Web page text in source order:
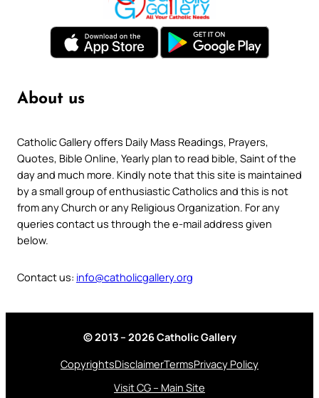
About us
Catholic Gallery offers Daily Mass Readings, Prayers,
Quotes, Bible Online, Yearly plan to read bible, Saint of the
day and much more. Kindly note that this site is maintained
by a small group of enthusiastic Catholics and this is not
from any Church or any Religious Organization. For any
queries contact us through the e-mail address given
below.
Contact us: info@catholicgallery.org
© 2013 – 2026 Catholic Gallery
CopyrightsDisclaimerTermsPrivacy Policy
Visit CG – Main Site